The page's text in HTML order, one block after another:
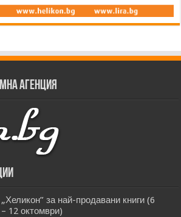
агенция
за най-продавани книги (6
12 октомври)